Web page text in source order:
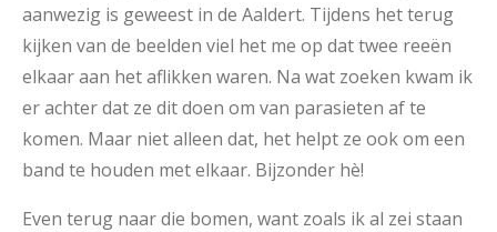
aanwezig is geweest in de Aaldert. Tijdens het terug
kijken van de beelden viel het me op dat twee reeën
elkaar aan het aflikken waren. Na wat zoeken kwam ik
er achter dat ze dit doen om van parasieten af te
komen. Maar niet alleen dat, het helpt ze ook om een
band te houden met elkaar. Bijzonder hè!
Even terug naar die bomen, want zoals ik al zei staan